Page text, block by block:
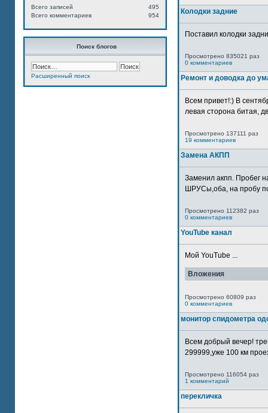
495
Всего записей
954
Всего комментариев
Поиск блогов
Расширенный поиск
Колодки задние
Поставил колодки
Просмотрено 835021 раз
0 комментариев
Ремонт и доводка до
Всем привет!:) В
левая сторона битая,
Просмотрено 137111 раз
19 комментариев
Замена АКПП
Заменил акпп. Пробег
ШРУСы,оба, на пробу
Просмотрено 112382 раз
0 комментариев
YouTube канал
Мой YouTube ...
Вложения
Просмотрено 60809 раз
0 комментариев
монитор спидометра
Всем добрый вечер!
299999,уже 100 км
Просмотрено 116054 раз
1 комментарий
перекличка